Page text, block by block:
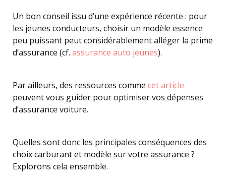
Un bon conseil issu d’une expérience récente : pour
les jeunes conducteurs, choisir un modèle essence
peu puissant peut considérablement alléger la prime
d’assurance (cf. assurance auto jeunes).
Par ailleurs, des ressources comme cet article
peuvent vous guider pour optimiser vos dépenses
d’assurance voiture.
Quelles sont donc les principales conséquences des
choix carburant et modèle sur votre assurance ?
Explorons cela ensemble.